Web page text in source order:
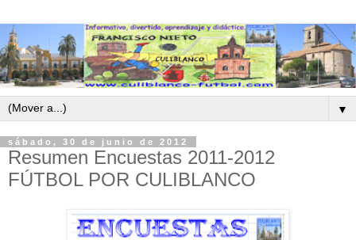
▼
sábado, 30 de junio de 2012
Resumen Encuestas 2011-2012
FÚTBOL POR CULIBLANCO